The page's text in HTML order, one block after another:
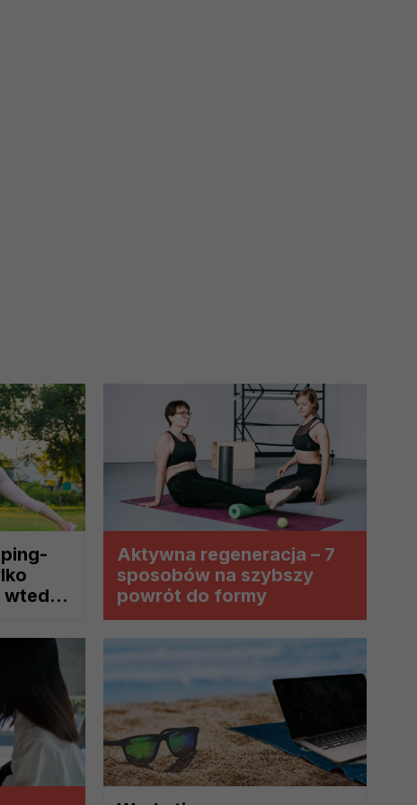
wtedy
Aktywna regeneracja – 7
sposobów na szybszy
powrót do formy
je na nasze zlecenie,
danych na podstawie
w oparciu o stosowną podstawę
ich przetwarzania. Możesz
podstawie prawnej.
ich do Twoich zainteresowań,
korzystasz). Taką podstawą
interes administratora.
na podstawie Twojej dobrowolnej